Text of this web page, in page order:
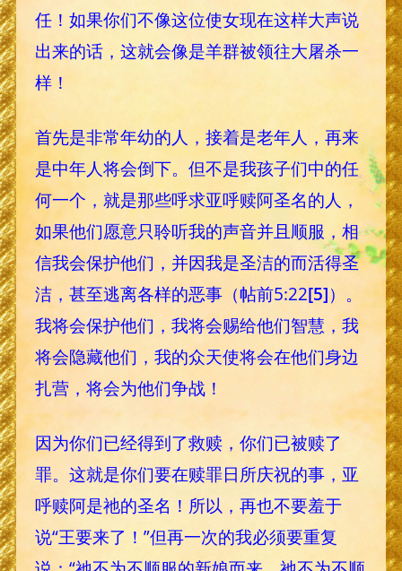
任！如果你们不像这位使女现在这样大声说
出来的话，这就会像是羊群被领往大屠杀一
样！
首先是非常年幼的人，接着是老年人，再来
是中年人将会倒下。但不是我孩子们中的任
何一个，就是那些呼求亚呼赎阿圣名的人，
如果他们愿意只聆听我的声音并且顺服，相
信我会保护他们，并因我是圣洁的而活得圣
洁，甚至逃离各样的恶事（帖前5:22[5]）。
我将会保护他们，我将会赐给他们智慧，我
将会隐藏他们，我的众天使将会在他们身边
扎营，将会为他们争战！
因为你们已经得到了救赎，你们已被赎了
罪。这就是你们要在赎罪日所庆祝的事，亚
呼赎阿是祂的圣名！所以，再也不要羞于
说“王要来了！”但再一次的我必须要重复